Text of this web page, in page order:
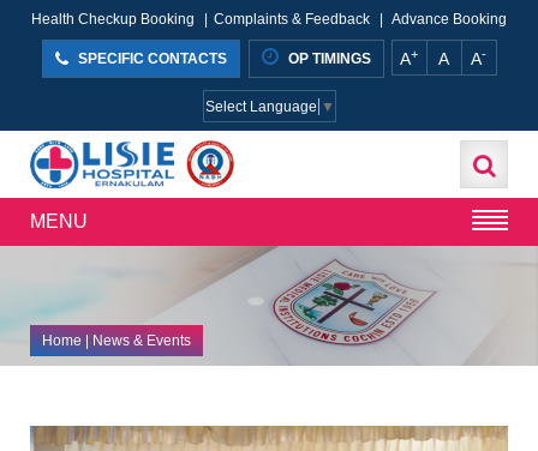
Health Checkup Booking Complaints & Feedback Advance Booking
SPECIFIC CONTACTS OP TIMINGS A+ A A-
Select Language ▼
MENU
Home| News & Events